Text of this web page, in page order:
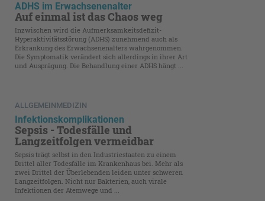
ADHS im Erwachsenenalter
Auf einmal ist das Chaos weg
Inzwischen wird die Aufmerksamkeitsdefizit-
Hyperaktivitätsstörung (ADHS) zunehmend auch als
Erkrankung des Erwachsenenalters wahrgenommen.
Die Symptomatik verändert sich allerdings in ihrer Art
und Ausprägung. Die Behandlung einer ADHS hängt ...
ALLGEMEINMEDIZIN
Infektionskomplikationen
Sepsis - Todesfälle und
Langzeitfolgen vermeidbar
Sepsis trägt selbst in den Industriestaaten zu einem
Drittel aller Todesfälle im Krankenhaus bei. Mehr als
zwei Drittel der Überlebenden leiden unter schweren
Langzeitfolgen. Nicht nur Bakterien, auch virale
Infektionen der Atemwege und ...